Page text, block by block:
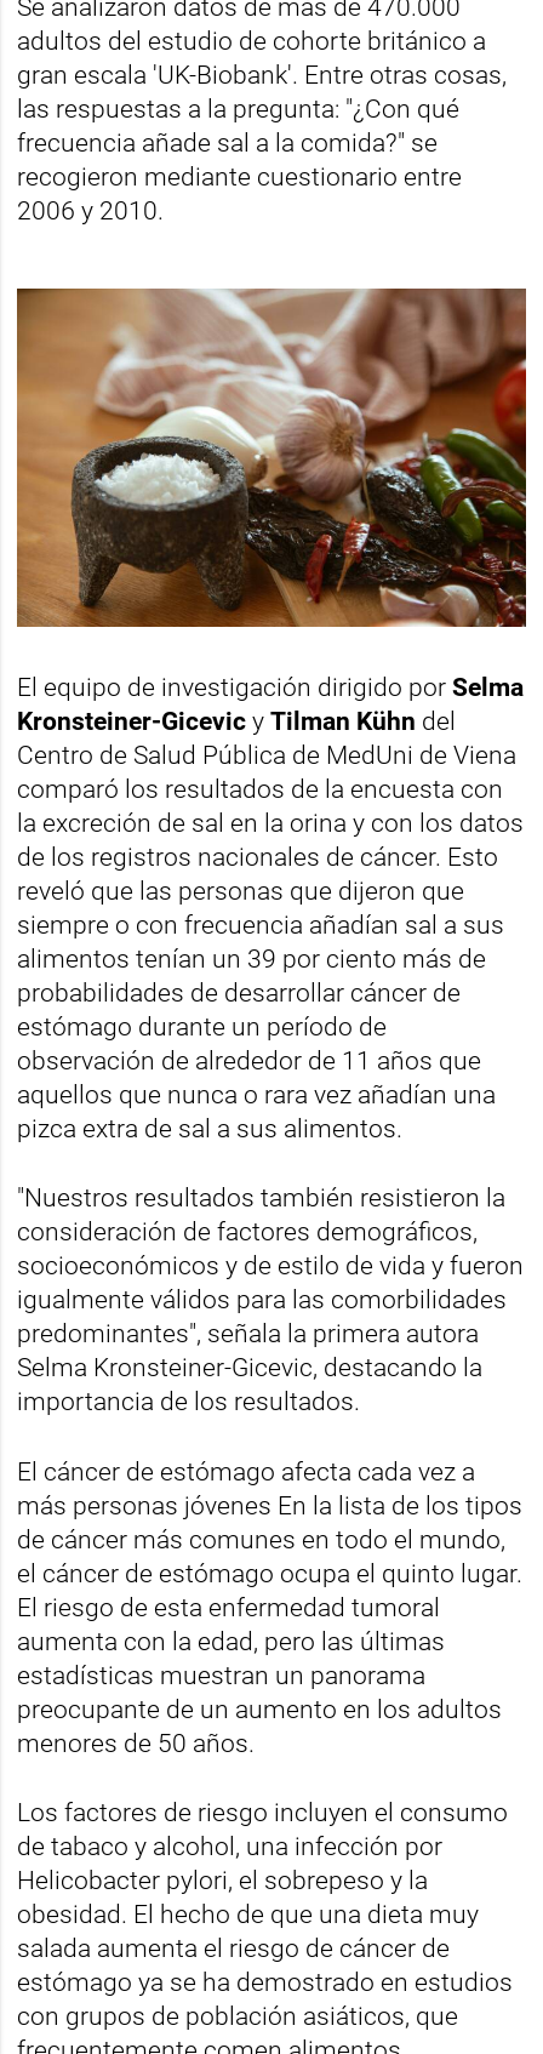
Se analizaron datos de más de 470.000
adultos del estudio de cohorte británico a
gran escala 'UK-Biobank'. Entre otras cosas,
las respuestas a la pregunta: "¿Con qué
frecuencia añade sal a la comida?" se
recogieron mediante cuestionario entre
2006 y 2010.
El equipo de investigación dirigido porSelma
Kronsteiner-Gicevic yTilman Kühn del
Centro de Salud Pública de MedUni de Viena
comparó los resultados de la encuesta con
la excreción de sal en la orina y con los datos
de los registros nacionales de cáncer. Esto
reveló que las personas que dijeron que
siempre o con frecuencia añadían sal a sus
alimentos tenían un 39 por ciento más de
probabilidades de desarrollar cáncer de
estómago durante un período de
observación de alrededor de 11 años que
aquellos que nunca o rara vez añadían una
pizca extra de sal a sus alimentos.
"Nuestros resultados también resistieron la
consideración de factores demográficos,
socioeconómicos y de estilo de vida y fueron
igualmente válidos para las comorbilidades
predominantes", señala la primera autora
Selma Kronsteiner-Gicevic, destacando la
importancia de los resultados.
El cáncer de estómago afecta cada vez a
más personas jóvenes En la lista de los tipos
de cáncer más comunes en todo el mundo,
el cáncer de estómago ocupa el quinto lugar.
El riesgo de esta enfermedad tumoral
aumenta con la edad, pero las últimas
estadísticas muestran un panorama
preocupante de un aumento en los adultos
menores de 50 años.
Los factores de riesgo incluyen el consumo
de tabaco y alcohol, una infección por
Helicobacter pylori, el sobrepeso y la
obesidad. El hecho de que una dieta muy
salada aumenta el riesgo de cáncer de
estómago ya se ha demostrado en estudios
con grupos de población asiáticos, que